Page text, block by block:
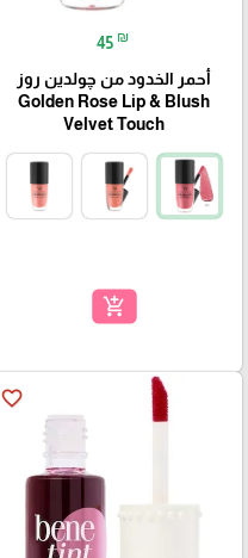
45 ₪
أحمر الخدود من چولدين روز
Golden Rose Lip & Blush
Velvet Touch
add_shopping_cart
favorite_border